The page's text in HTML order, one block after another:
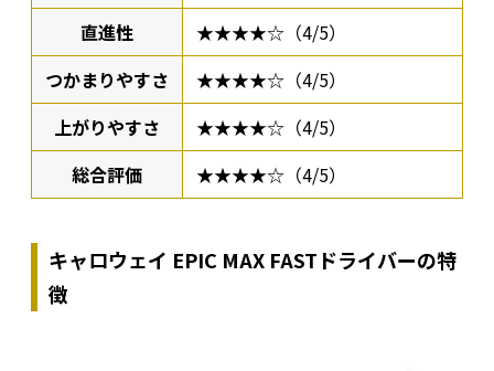
直進性
★★★★☆（4/5）
つかまりやすさ
★★★★☆（4/5）
上がりやすさ
★★★★☆（4/5）
総合評価
★★★★☆（4/5）
キャロウェイ EPIC MAX FASTドライバーの特
徴